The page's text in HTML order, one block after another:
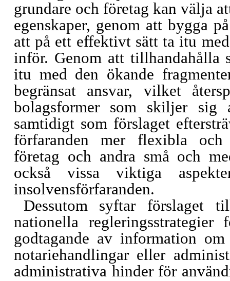
grundare och företag kan välja
egenskaper, genom att bygga
att på ett effektivt sätt ta itu
inför. Genom att tillhandahålla
itu med den ökande
begränsat ansvar, vilket
bolagsformer som skiljer sig
samtidigt som förslaget
förfaranden mer flexibla och
företag och andra små och
också vissa viktiga
insolvensförfaranden.
Dessutom syftar förslaget
nationella regleringsstrategier
godtagande av information
notariehandlingar eller
administrativa hinder för